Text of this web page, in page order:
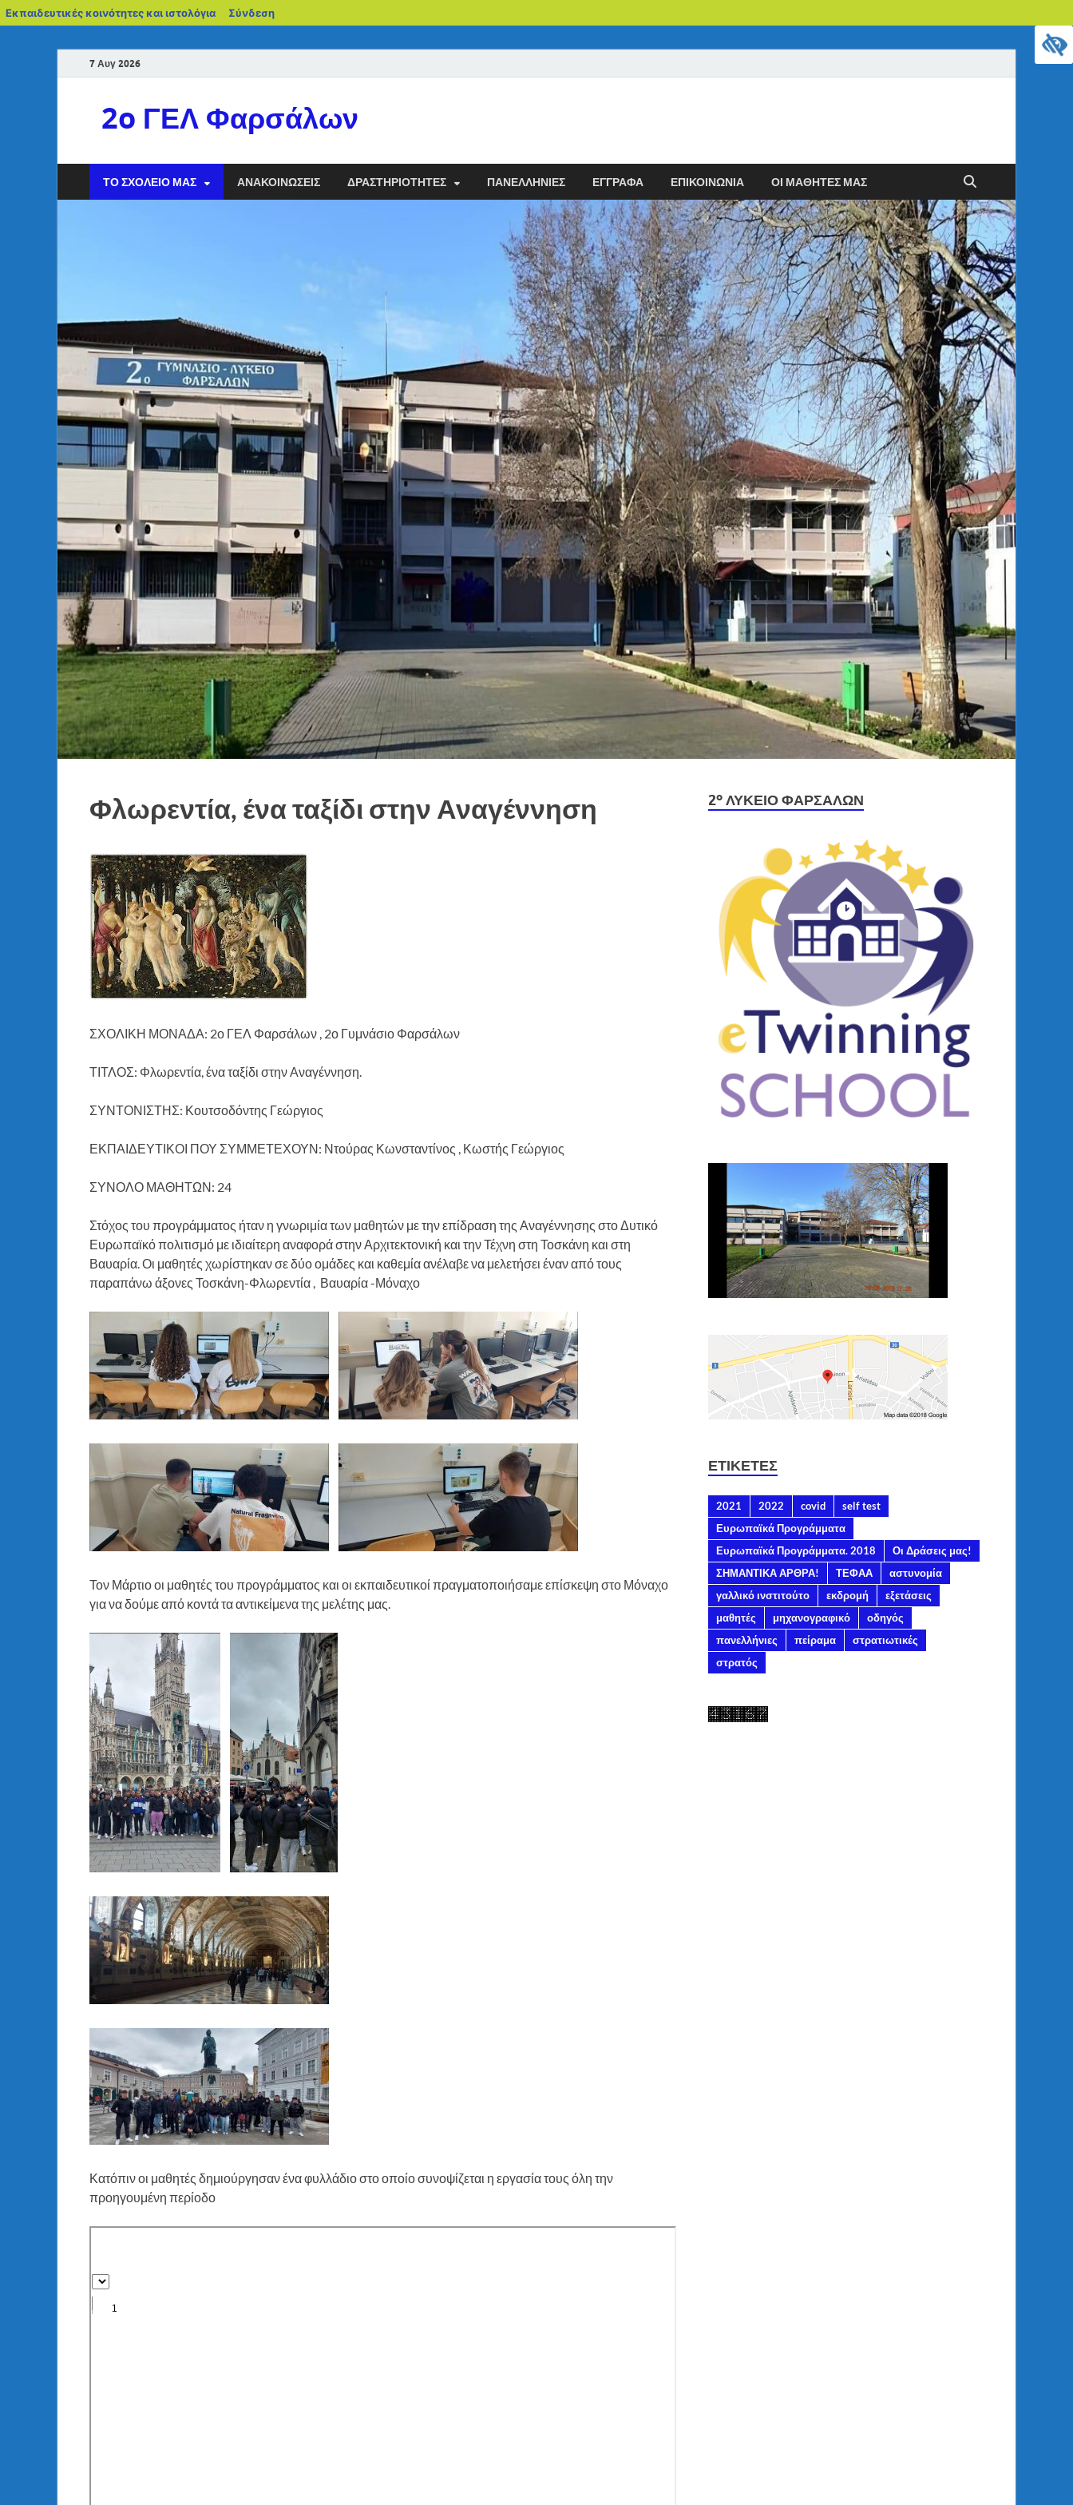
Εκπαιδευτικές κοινότητες και ιστολόγια Σύνδεση
7 Αυγ 2026
2o ΓΕΛ Φαρσάλων
ΤΟ ΣΧΟΛΕΊΟ ΜΑΣ ΑΝΑΚΟΙΝΏΣΕΙΣ ΔΡΑΣΤΗΡΙΌΤΗΤΕΣ ΠΑΝΕΛΛΉΝΙΕΣ ΈΓΓΡΑΦΑ ΕΠΙΚΟΙΝΩΝΊΑ ΟΙ ΜΑΘΗΤΈΣ ΜΑΣ
Φλωρεντία, ένα ταξίδι στην Αναγέννηση
ΣΧΟΛΙΚΗ ΜΟΝΑΔΑ: 2ο ΓΕΛ Φαρσάλων , 2ο Γυμνάσιο Φαρσάλων
ΤΙΤΛΟΣ: Φλωρεντία, ένα ταξίδι στην Αναγέννηση.
ΣΥΝΤΟΝΙΣΤΗΣ: Κουτσοδόντης Γεώργιος
ΕΚΠΑΙΔΕΥΤΙΚΟΙ ΠΟΥ ΣΥΜΜΕΤΕΧΟΥΝ: Ντούρας Κωνσταντίνος , Κωστής Γεώργιος
ΣΥΝΟΛΟ ΜΑΘΗΤΩΝ: 24
Στόχος του προγράμματος ήταν η γνωριμία των μαθητών με την επίδραση της Αναγέννησης στο Δυτικό
Ευρωπαϊκό πολιτισμό με ιδιαίτερη αναφορά στην Αρχιτεκτονική και την Τέχνη στη Τοσκάνη και στη
Βαυαρία. Οι μαθητές χωρίστηκαν σε δύο ομάδες και καθεμία ανέλαβε να μελετήσει έναν από τους
παραπάνω άξονες Τοσκάνη-Φλωρεντία , Βαυαρία -Μόναχο
Τον Μάρτιο οι μαθητές του προγράμματος και οι εκπαιδευτικοί πραγματοποιήσαμε επίσκεψη στο Μόναχο
για να δούμε από κοντά τα αντικείμενα της μελέτης μας.
Κατόπιν οι μαθητές δημιούργησαν ένα φυλλάδιο στο οποίο συνοψίζεται η εργασία τους όλη την
προηγουμένη περίοδο
2º ΛΎΚΕΙΟ ΦΑΡΣΆΛΩΝ
ΕΤΙΚΈΤΕΣ
2021 2022 covid
self test
Ευρωπαϊκά Προγράμματα
Ευρωπαϊκά Προγράμματα. 2018
Οι Δράσεις μας!
ΣΗΜΑΝΤΙΚΑ ΑΡΘΡΑ!
ΤΕΦΑΑ
αστυνομία
γαλλικό ινστιτούτο
εκδρομή
εξετάσεις
μαθητές
μηχανογραφικό
οδηγός
πανελλήνιες
πείραμα
στρατιωτικές
στρατός